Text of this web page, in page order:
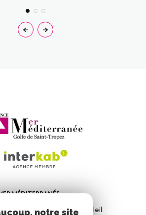
MÉDITERRANÉE
la Mer - Les Vitrines du Soleil
notre site